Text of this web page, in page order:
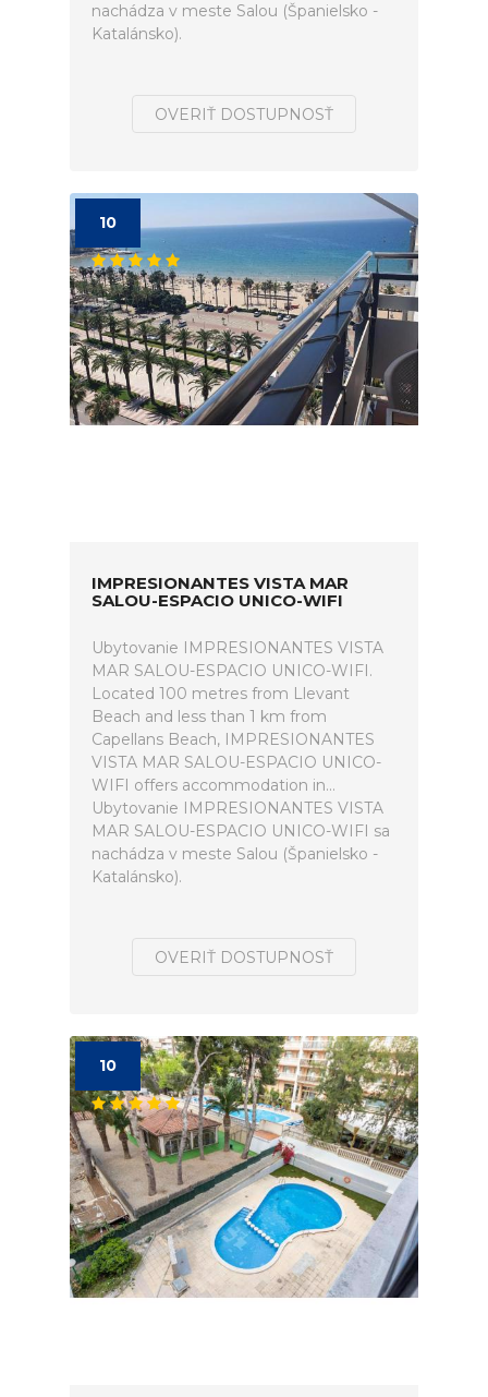
nachádza v meste Salou (Španielsko -
Katalánsko).
OVERIŤ DOSTUPNOSŤ
10
IMPRESIONANTES VISTA MAR
SALOU-ESPACIO UNICO-WIFI
Ubytovanie IMPRESIONANTES VISTA
MAR SALOU-ESPACIO UNICO-WIFI.
Located 100 metres from Llevant
Beach and less than 1 km from
Capellans Beach, IMPRESIONANTES
VISTA MAR SALOU-ESPACIO UNICO-
WIFI offers accommodation in...
Ubytovanie IMPRESIONANTES VISTA
MAR SALOU-ESPACIO UNICO-WIFI sa
nachádza v meste Salou (Španielsko -
Katalánsko).
OVERIŤ DOSTUPNOSŤ
10